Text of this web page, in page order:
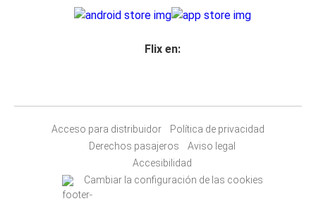
Flix en:
Acceso para distribuidor
Política de privacidad
Derechos pasajeros
Aviso legal
Accesibilidad
Cambiar la configuración de las cookies